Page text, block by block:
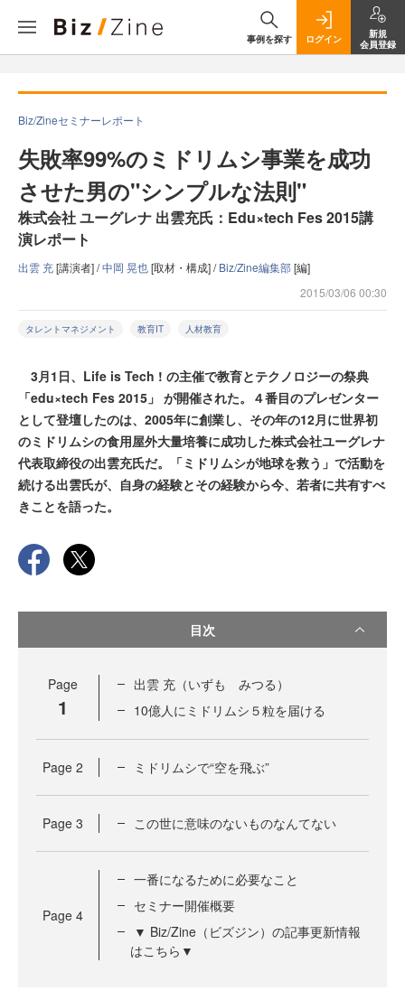
事例を探す ログイン
新規
会員登録
Biz/Zineセミナーレポート
失敗率99%のミドリムシ事業を成功
させた男の"シンプルな法則"
株式会社 ユーグレナ 出雲充氏：Edu×tech Fes 2015講
演レポート
出雲 充[講演者] /中岡 晃也[取材・構成] /Biz/Zine編集部[編]
2015/03/06 00:30
タレントマネジメント 教育IT 人材教育
3月1日、Life is Tech ! の主催で教育とテクノロジーの祭典
「edu×tech Fes 2015」 が開催された。４番目のプレゼンター
として登壇したのは、2005年に創業し、その年の12月に世界初
のミドリムシの食用屋外大量培養に成功した株式会社ユーグレナ
代表取締役の出雲充氏だ。「ミドリムシが地球を救う」で活動を
続ける出雲氏が、自身の経験とその経験から今、若者に共有すべ
きことを語った。
目次
Page
1
出雲 充（いずも みつる）
10億人にミドリムシ５粒を届ける
Page 2 ミドリムシで“空を飛ぶ”
Page 3 この世に意味のないものなんてない
Page 4
一番になるために必要なこと
セミナー開催概要
▼ Biz/Zine（ビズジン）の記事更新情報
はこちら▼